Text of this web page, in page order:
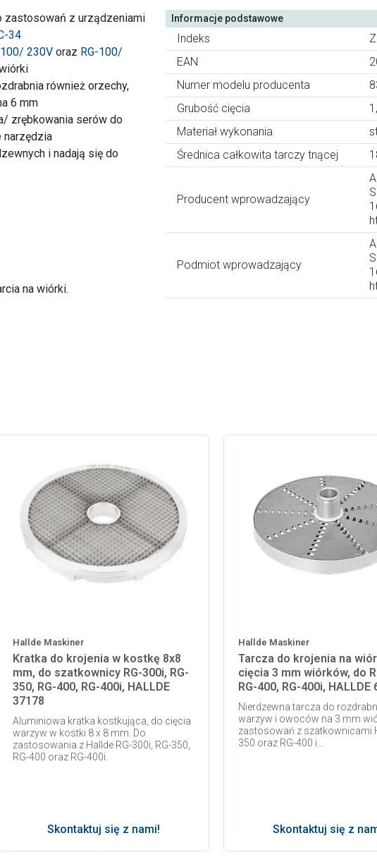
zastosowań z urządzeniami
34
100/ 230V oraz RG-100/
również orzechy,
6 mm
zrębkowania serów do
narzędzia
i nadają się do
na wiórki.
Informacje podstawowe
Indeks
EAN
Numer modelu producenta
Grubość cięcia
Materiał wykonania
Średnica całkowita tarczy tnącej
Producent wprowadzający
Podmiot wprowadzający
Hallde Maskiner
Kratka do krojenia w kostkę 8x8
mm, do szatkownicy RG-300i, RG-
350, RG-400, RG-400i, HALLDE
37178
Aluminiowa kratka kostkująca, do cięcia
warzyw w kostki 8 x 8 mm. Do
zastosowania z Hallde RG-300i, RG-350,
RG-400 oraz RG-400i.
Skontaktuj się z nami!
Hallde Maskiner
Tarcza do krojenia na
cięcia 3 mm wiórków, do
RG-400, RG-400i, HALLDE
Nierdzewna tarcza do
warzyw i owoców na 3 mm
zastosowań z szatkownicami
350 oraz RG-400 i...
Skontaktuj się z